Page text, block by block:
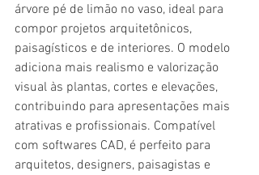
árvore pé de limão no vaso, ideal para
compor projetos arquitetônicos,
paisagísticos e de interiores. O modelo
adiciona mais realismo e valorização
visual às plantas, cortes e elevações,
contribuindo para apresentações mais
atrativas e profissionais. Compatível
com softwares CAD, é perfeito para
arquitetos, designers, paisagistas e